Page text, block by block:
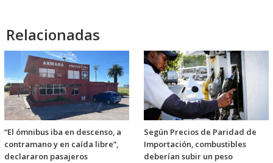
Relacionadas
“El ómnibus iba en descenso, a
contramano y en caída libre”,
declararon pasajeros
Según Precios de Paridad de
Importación, combustibles
deberían subir un peso